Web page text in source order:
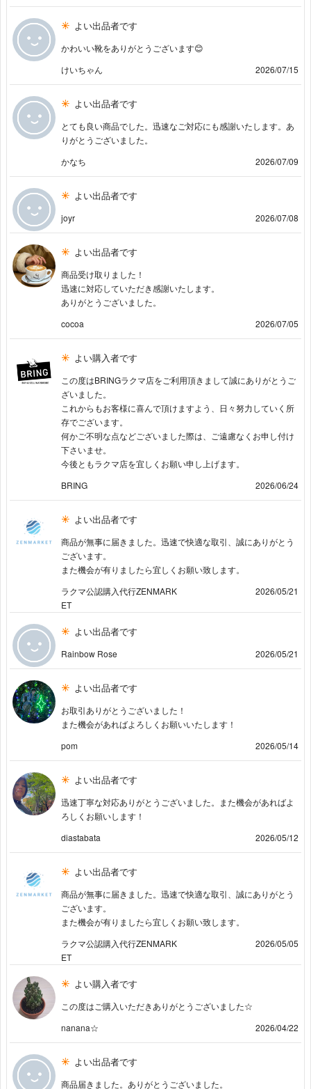
よい出品者です
かわいい靴をありがとうございます😊
けいちゃん
2026/07/15
よい出品者です
とても良い商品でした。迅速なご対応にも感謝いたします。あ
りがとうございました。
かなち
2026/07/09
よい出品者です
joyr 2026/07/08
よい出品者です
商品受け取りました！
迅速に対応していただき感謝いたします。
ありがとうございました。
cocoa
2026/07/05
よい購入者です
この度はBRINGラクマ店をご利用頂きまして誠にありがとうご
ざいました。
これからもお客様に喜んで頂けますよう、日々努力していく所
存でございます。
何かご不明な点などございました際は、ご遠慮なくお申し付け
下さいませ。
今後ともラクマ店を宜しくお願い申し上げます。
BRING
2026/06/24
よい出品者です
商品が無事に届きました。迅速で快適な取引、誠にありがとう
ございます。
また機会が有りましたら宜しくお願い致します。
ラクマ公認購入代行ZENMARK
ET
2026/05/21
よい出品者です
Rainbow Rose 2026/05/21
よい出品者です
お取引ありがとうございました！
また機会があればよろしくお願いいたします！
pom
2026/05/14
よい出品者です
迅速丁寧な対応ありがとうございました。また機会があればよ
ろしくお願いします！
diastabata
2026/05/12
よい出品者です
商品が無事に届きました。迅速で快適な取引、誠にありがとう
ございます。
また機会が有りましたら宜しくお願い致します。
ラクマ公認購入代行ZENMARK
ET
2026/05/05
よい購入者です
この度はご購入いただきありがとうございました☆
nanana☆
2026/04/22
よい出品者です
商品届きました。ありがとうございました。